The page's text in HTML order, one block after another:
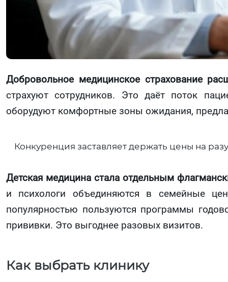
Добровольное медицинское страхование
страхуют сотрудников. Это даёт поток
оборудуют комфортные зоны ожидания,
Конкуренция заставляет держать цены на
Детская медицина стала отдельным
и психологи объединяются в семейные
популярностью пользуются программы
прививки. Это выгоднее разовых визитов.
Как выбрать клинику